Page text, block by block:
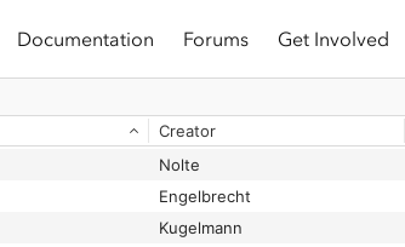
Documentation Forums Get Involved
Creator
Nolte
Engelbrecht
Kugelmann